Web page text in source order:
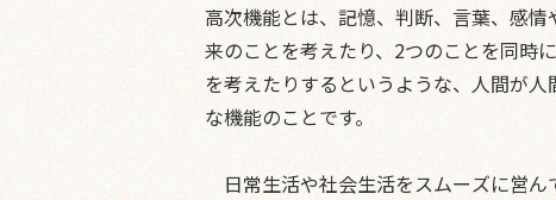
高次機能とは、記憶、判断、言葉、感
来のことを考えたり、2つのことを同時
を考えたりするというような、人間が
な機能のことです。
日常生活や社会生活をスムーズに営ん